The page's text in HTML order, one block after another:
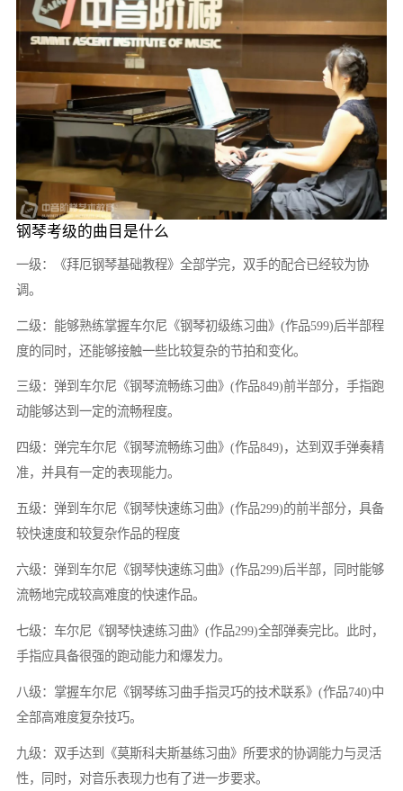
钢琴考级的曲目是什么
一级：《拜厄钢琴基础教程》全部学完，双手的配合已经较为协
调。
二级：能够熟练掌握车尔尼《钢琴初级练习曲》(作品599)后半部程
度的同时，还能够接触一些比较复杂的节拍和变化。
三级：弹到车尔尼《钢琴流畅练习曲》(作品849)前半部分，手指跑
动能够达到一定的流畅程度。
四级：弹完车尔尼《钢琴流畅练习曲》(作品849)，达到双手弹奏精
准，并具有一定的表现能力。
五级：弹到车尔尼《钢琴快速练习曲》(作品299)的前半部分，具备
较快速度和较复杂作品的程度
六级：弹到车尔尼《钢琴快速练习曲》(作品299)后半部，同时能够
流畅地完成较高难度的快速作品。
七级：车尔尼《钢琴快速练习曲》(作品299)全部弹奏完比。此时，
手指应具备很强的跑动能力和爆发力。
八级：掌握车尔尼《钢琴练习曲手指灵巧的技术联系》(作品740)中
全部高难度复杂技巧。
九级：双手达到《莫斯科夫斯基练习曲》所要求的协调能力与灵活
性，同时，对音乐表现力也有了进一步要求。